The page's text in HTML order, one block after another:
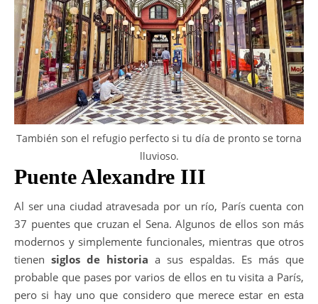
También son el refugio perfecto si tu día de pronto se torna
lluvioso.
Puente Alexandre III
Al ser una ciudad atravesada por un río, París cuenta con
37 puentes que cruzan el Sena. Algunos de ellos son más
modernos y simplemente funcionales, mientras que otros
tienen siglos de historia a sus espaldas. Es más que
probable que pases por varios de ellos en tu visita a París,
pero si hay uno que considero que merece estar en esta